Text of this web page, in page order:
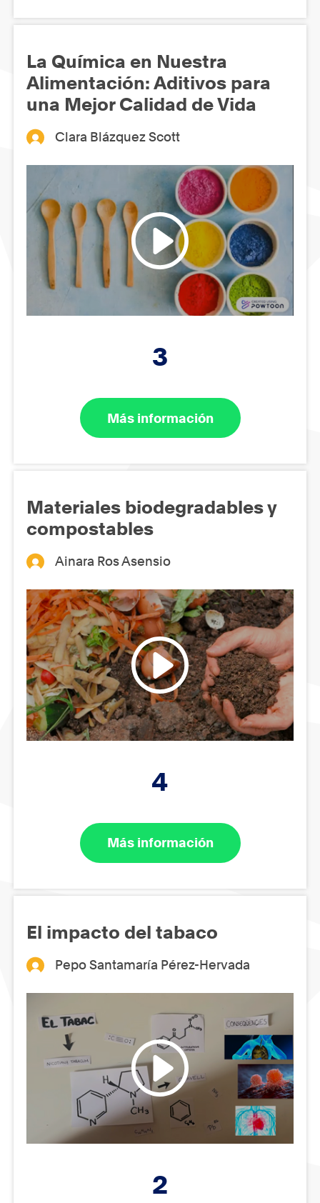
La Química en Nuestra
Alimentación: Aditivos para
una Mejor Calidad de Vida
Clara Blázquez Scott
3
Más información
Materiales biodegradables y
compostables
Ainara Ros Asensio
4
Más información
El impacto del tabaco
Pepo Santamaría Pérez-Hervada
2